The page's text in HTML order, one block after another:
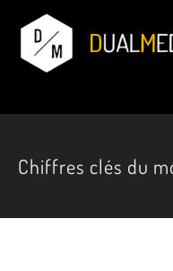
Chiffres clés du